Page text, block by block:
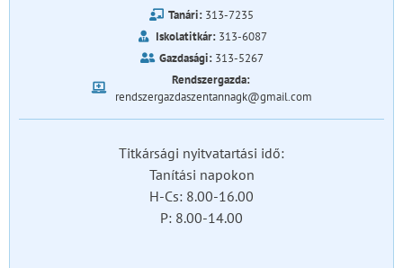
Tanári: 313-7235
Iskolatitkár:313-6087
Gazdasági:313-5267
Rendszergazda:
rendszergazdaszentannagk@gmail.com
Titkársági nyitvatartási idő:
Tanítási napokon
H-Cs: 8.00-16.00
P: 8.00-14.00